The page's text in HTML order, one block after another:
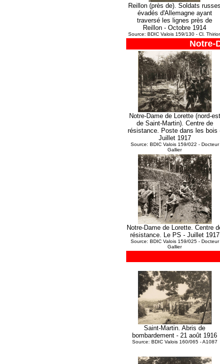
Reillon (près de). Soldats
évadés d'Allemagne ayant
traversé les lignes près de
Reillon - Octobre 1914
Source: BDIC Valois 159/130 - Cl.
Notre-
Notre-Dame de Lorette (nord-est
de Saint-Martin). Centre de
résistance. Poste dans les bois
Juillet 1917
Source: BDIC Valois 159/022 - Docteur
Gallier
Notre-Dame de Lorette. Centre
résistance. Le PS - Juillet 1917
Source: BDIC Valois 159/025 - Docteur
Gallier
Saint-Martin. Abris de
bombardement - 21 août 1916
Source: BDIC Valois 160/065 - A1087